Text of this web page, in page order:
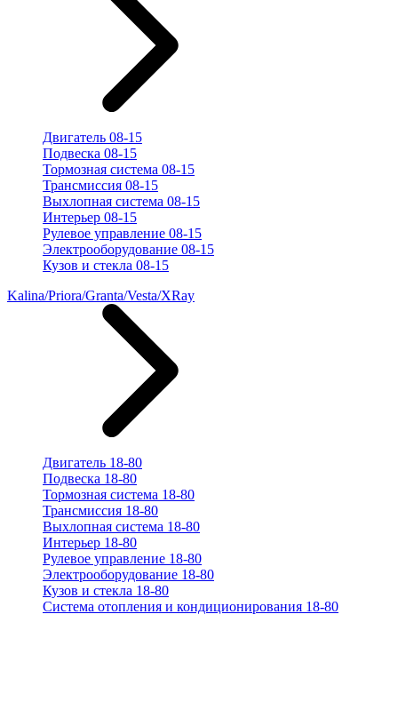
Двигатель 08-15
Подвеска 08-15
Тормозная система 08-15
Трансмиссия 08-15
Выхлопная система 08-15
Интерьер 08-15
Рулевое управление 08-15
Электрооборудование 08-15
Кузов и стекла 08-15
Kalina/Priora/Granta/Vesta/XRay
Двигатель 18-80
Подвеска 18-80
Тормозная система 18-80
Трансмиссия 18-80
Выхлопная система 18-80
Интерьер 18-80
Рулевое управление 18-80
Электрооборудование 18-80
Кузов и стекла 18-80
Система отопления и кондиционирования 18-80